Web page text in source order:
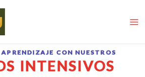
CON NUESTROS
INTENSIVOS